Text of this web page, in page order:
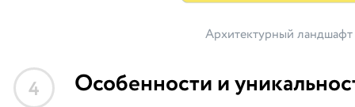
Архитектурный
4 Особенности и